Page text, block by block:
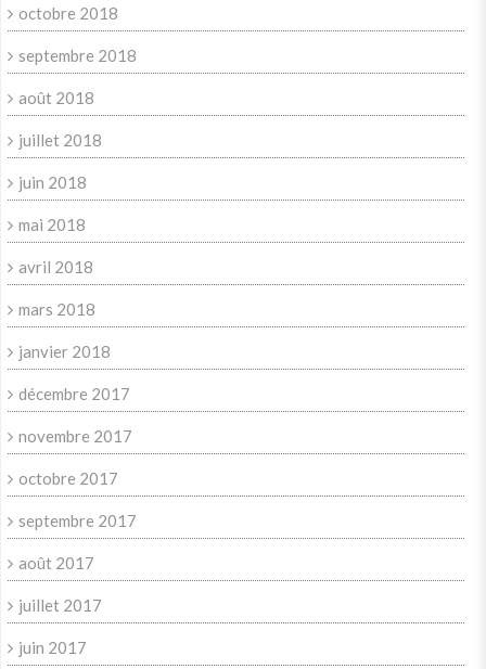
octobre 2018
septembre 2018
août 2018
juillet 2018
juin 2018
mai 2018
avril 2018
mars 2018
janvier 2018
décembre 2017
novembre 2017
octobre 2017
septembre 2017
août 2017
juillet 2017
juin 2017